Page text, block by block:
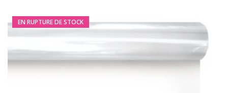
EN RUPTURE DE STOCK